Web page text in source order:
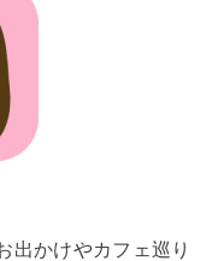
出かけやカフェ巡り